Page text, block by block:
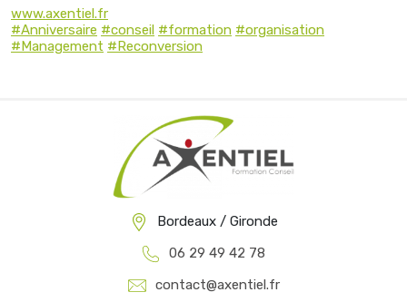
www.axentiel.fr
#Anniversaire #conseil #formation #organisation
#Management #Reconversion
Bordeaux / Gironde
06 29 49 42 78
contact@axentiel.fr